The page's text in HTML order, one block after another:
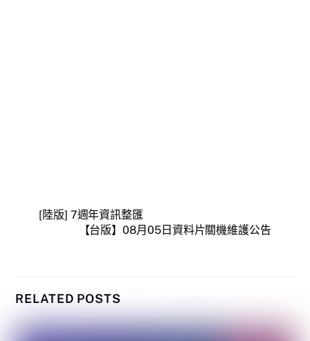
[陸版] 7週年資訊整匯
【台版】08月05日資料片關機維護公告
RELATED POSTS